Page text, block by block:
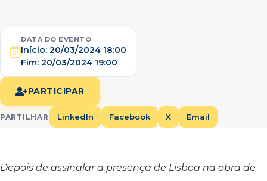
DATA DO EVENTO
Início: 20/03/2024 18:00
Fim: 20/03/2024 19:00
PARTICIPAR
PARTILHAR LinkedIn Facebook X Email
Depois de assinalar a presença de Lisboa na obra de